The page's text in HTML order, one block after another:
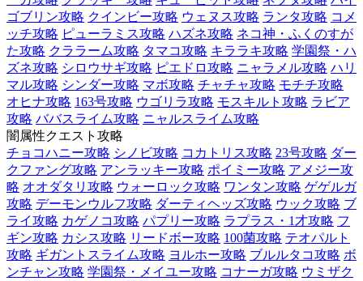
ゴブリン攻略 クインビー攻略 ウェヌス攻略 ランタ攻略 コメ
ッチ攻略 ピューラミス攻略 ハズネ攻略 ネコ神・ふくのすが
た攻略 クララーム攻略 タマコ攻略 キララキ攻略 学園祭・ハ
ズネ攻略 シロウサギ攻略 ピエドロ攻略 ニャラメル攻略 ハリ
マル攻略 シンダー攻略 マボ攻略 チャチャ攻略 モチチ攻略
オヒナ攻略 163号攻略 ウゴリラ攻略 モスキルト攻略 ラビア
攻略 ババスライム攻略 ニャルスライム攻略
闇属性クエスト攻略
チョコハニー攻略 シノビ攻略 コカトリス攻略 23号攻略 ダー
クファング攻略 アンラッキー攻略 ポイミー攻略 アメジー攻
略 オオダタリ攻略 ウォーロック攻略 ワンタン攻略 ゲゲルガ
攻略 デーモンウルフ攻略 ダーティヘッズ攻略 ウック攻略 ブ
ライ攻略 カゲノコ攻略 パプリー攻略 ラプラス・1才攻略 フ
ギン攻略 カシス攻略 リードボー攻略 100菌攻略 テオパルト
攻略 ギガントスライム攻略 ヨルホー攻略 ブルルタコ攻略 ボ
ンチャン攻略 学園祭・メイユー攻略 コナーガ攻略 ウミザク